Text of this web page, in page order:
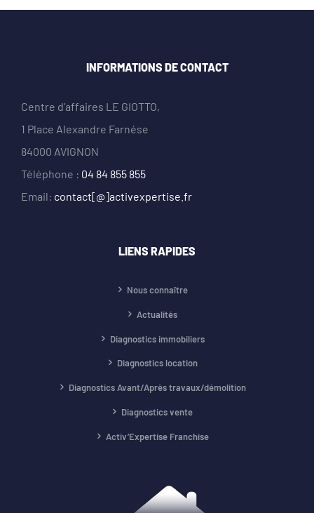
INFORMATIONS DE CONTACT
Centre d’affaires LE GIOTTO,
1 Place Alexandre Farnése
84000 AVIGNON
Téléphone : 04 84 855 855
Email: contact[@]activexpertise.fr
LIENS RAPIDES
Nous connaître
Actualités
Diagnostics immobiliers
Diagnostics location
Diagnostics Avant/Après travaux/démolition
Diagnostics vente
Activ’Expertise Franchise